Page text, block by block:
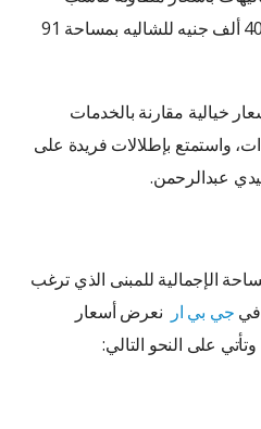
احتياجاتك، تبدأ من 2 مليون و 400 ألف جنيه للشاليه بمساحة 91
خيالية مقارنة بالخدمات
واستمتع بإطلالات فريدة على
عبدالرحمن.
الإجمالية للمبنى الذي ترغب
في جي بي ار نعرض أسعار
على النحو التالي: